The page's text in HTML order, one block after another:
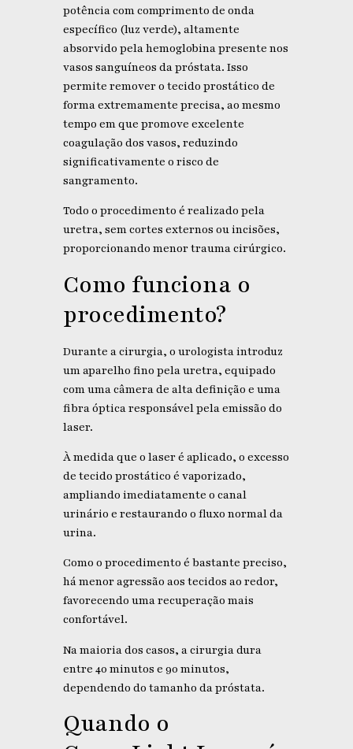
potência com comprimento de onda
específico (luz verde), altamente
absorvido pela hemoglobina presente nos
vasos sanguíneos da próstata. Isso
permite remover o tecido prostático de
forma extremamente precisa, ao mesmo
tempo em que promove excelente
coagulação dos vasos, reduzindo
significativamente o risco de
sangramento.
Todo o procedimento é realizado pela
uretra, sem cortes externos ou incisões,
proporcionando menor trauma cirúrgico.
Como funciona o
procedimento?
Durante a cirurgia, o urologista introduz
um aparelho fino pela uretra, equipado
com uma câmera de alta definição e uma
fibra óptica responsável pela emissão do
laser.
À medida que o laser é aplicado, o excesso
de tecido prostático é vaporizado,
ampliando imediatamente o canal
urinário e restaurando o fluxo normal da
urina.
Como o procedimento é bastante preciso,
há menor agressão aos tecidos ao redor,
favorecendo uma recuperação mais
confortável.
Na maioria dos casos, a cirurgia dura
entre 40 minutos e 90 minutos,
dependendo do tamanho da próstata.
Quando o